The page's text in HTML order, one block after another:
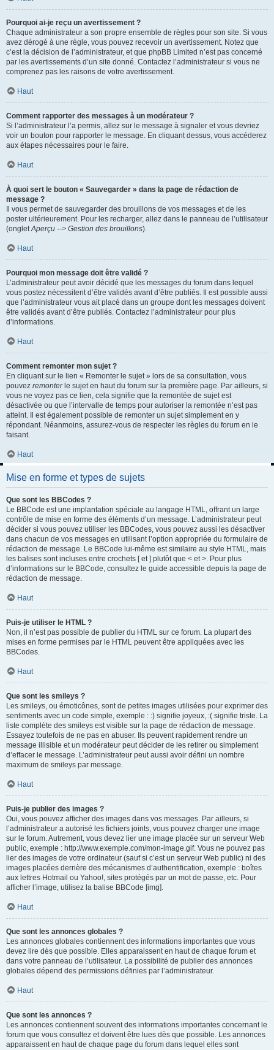
Pourquoi ai-je reçu un avertissement ?
Chaque administrateur a son propre ensemble de règles pour son site. Si vous
avez dérogé à une règle, vous pouvez recevoir un avertissement. Notez que
c’est la décision de l’administrateur, et que phpBB Limited n’est pas concerné
par les avertissements d’un site donné. Contactez l’administrateur si vous ne
comprenez pas les raisons de votre avertissement.
Haut
Comment rapporter des messages à un modérateur ?
Si l’administrateur l’a permis, allez sur le message à signaler et vous devriez
voir un bouton pour rapporter le message. En cliquant dessus, vous accéderez
aux étapes nécessaires pour le faire.
Haut
À quoi sert le bouton « Sauvegarder » dans la page de rédaction de
message ?
Il vous permet de sauvegarder des brouillons de vos messages et de les
poster ultérieurement. Pour les recharger, allez dans le panneau de l’utilisateur
(onglet Aperçu --> Gestion des brouillons).
Haut
Pourquoi mon message doit être validé ?
L’administrateur peut avoir décidé que les messages du forum dans lequel
vous postez nécessitent d’être validés avant d’être publiés. Il est possible aussi
que l’administrateur vous ait placé dans un groupe dont les messages doivent
être validés avant d’être publiés. Contactez l’administrateur pour plus
d’informations.
Haut
Comment remonter mon sujet ?
En cliquant sur le lien « Remonter le sujet » lors de sa consultation, vous
pouvez remonterle sujet en haut du forum sur la première page. Par ailleurs, si
vous ne voyez pas ce lien, cela signifie que la remontée de sujet est
désactivée ou que l’intervalle de temps pour autoriser la remontée n’est pas
atteint. Il est également possible de remonter un sujet simplement en y
répondant. Néanmoins, assurez-vous de respecter les règles du forum en le
faisant.
Haut
Mise en forme et types de sujets
Que sont les BBCodes ?
Le BBCode est une implantation spéciale au langage HTML, offrant un large
contrôle de mise en forme des éléments d’un message. L’administrateur peut
décider si vous pouvez utiliser les BBCodes, vous pouvez aussi les désactiver
dans chacun de vos messages en utilisant l’option appropriée du formulaire de
rédaction de message. Le BBCode lui-même est similaire au style HTML, mais
les balises sont incluses entre crochets [ et ] plutôt que < et >. Pour plus
d’informations sur le BBCode, consultez le guide accessible depuis la page de
rédaction de message.
Haut
Puis-je utiliser le HTML ?
Non, il n’est pas possible de publier du HTML sur ce forum. La plupart des
mises en forme permises par le HTML peuvent être appliquées avec les
BBCodes.
Haut
Que sont les smileys ?
Les smileys, ou émoticônes, sont de petites images utilisées pour exprimer des
sentiments avec un code simple, exemple : :) signifie joyeux, :( signifie triste. La
liste complète des smileys est visible sur la page de rédaction de message.
Essayez toutefois de ne pas en abuser. Ils peuvent rapidement rendre un
message illisible et un modérateur peut décider de les retirer ou simplement
d’effacer le message. L’administrateur peut aussi avoir défini un nombre
maximum de smileys par message.
Haut
Puis-je publier des images ?
Oui, vous pouvez afficher des images dans vos messages. Par ailleurs, si
l’administrateur a autorisé les fichiers joints, vous pouvez charger une image
sur le forum. Autrement, vous devez lier une image placée sur un serveur Web
public, exemple : http://www.exemple.com/mon-image.gif. Vous ne pouvez pas
lier des images de votre ordinateur (sauf si c’est un serveur Web public) ni des
images placées derrière des mécanismes d’authentification, exemple : boîtes
aux lettres Hotmail ou Yahoo!, sites protégés par un mot de passe, etc. Pour
afficher l’image, utilisez la balise BBCode [img].
Haut
Que sont les annonces globales ?
Les annonces globales contiennent des informations importantes que vous
devez lire dès que possible. Elles apparaissent en haut de chaque forum et
dans votre panneau de l’utilisateur. La possibilité de publier des annonces
globales dépend des permissions définies par l’administrateur.
Haut
Que sont les annonces ?
Les annonces contiennent souvent des informations importantes concernant le
forum que vous consultez et doivent être lues dès que possible. Les annonces
apparaissent en haut de chaque page du forum dans lequel elles sont